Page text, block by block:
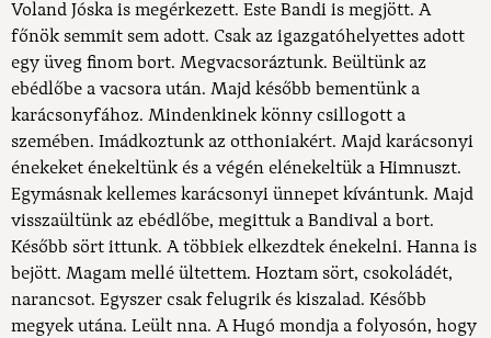
Voland Jóska is megérkezett. Este Bandi is megjött. A
főnök semmit sem adott. Csak az igazgatóhelyettes adott
egy üveg finom bort. Megvacsoráztunk. Beültünk az
ebédlőbe a vacsora után. Majd később bementünk a
karácsonyfához. Mindenkinek könny csillogott a
szemében. Imádkoztunk az otthoniakért. Majd karácsonyi
énekeket énekeltünk és a végén elénekeltük a Himnuszt.
Egymásnak kellemes karácsonyi ünnepet kívántunk. Majd
visszaültünk az ebédlőbe, megittuk a Bandival a bort.
Később sört ittunk. A többiek elkezdtek énekelni. Hanna is
bejött. Magam mellé ültettem. Hoztam sört, csokoládét,
narancsot. Egyszer csak felugrik és kiszalad. Később
megyek utána. Leült nna. A Hugó mondja a folyosón, hogy